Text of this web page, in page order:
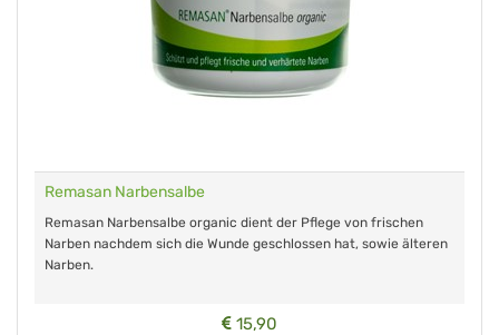
Remasan Narbensalbe
Remasan Narbensalbe organic dient der Pflege von frischen
Narben nachdem sich die Wunde geschlossen hat, sowie älteren
Narben.
15,90